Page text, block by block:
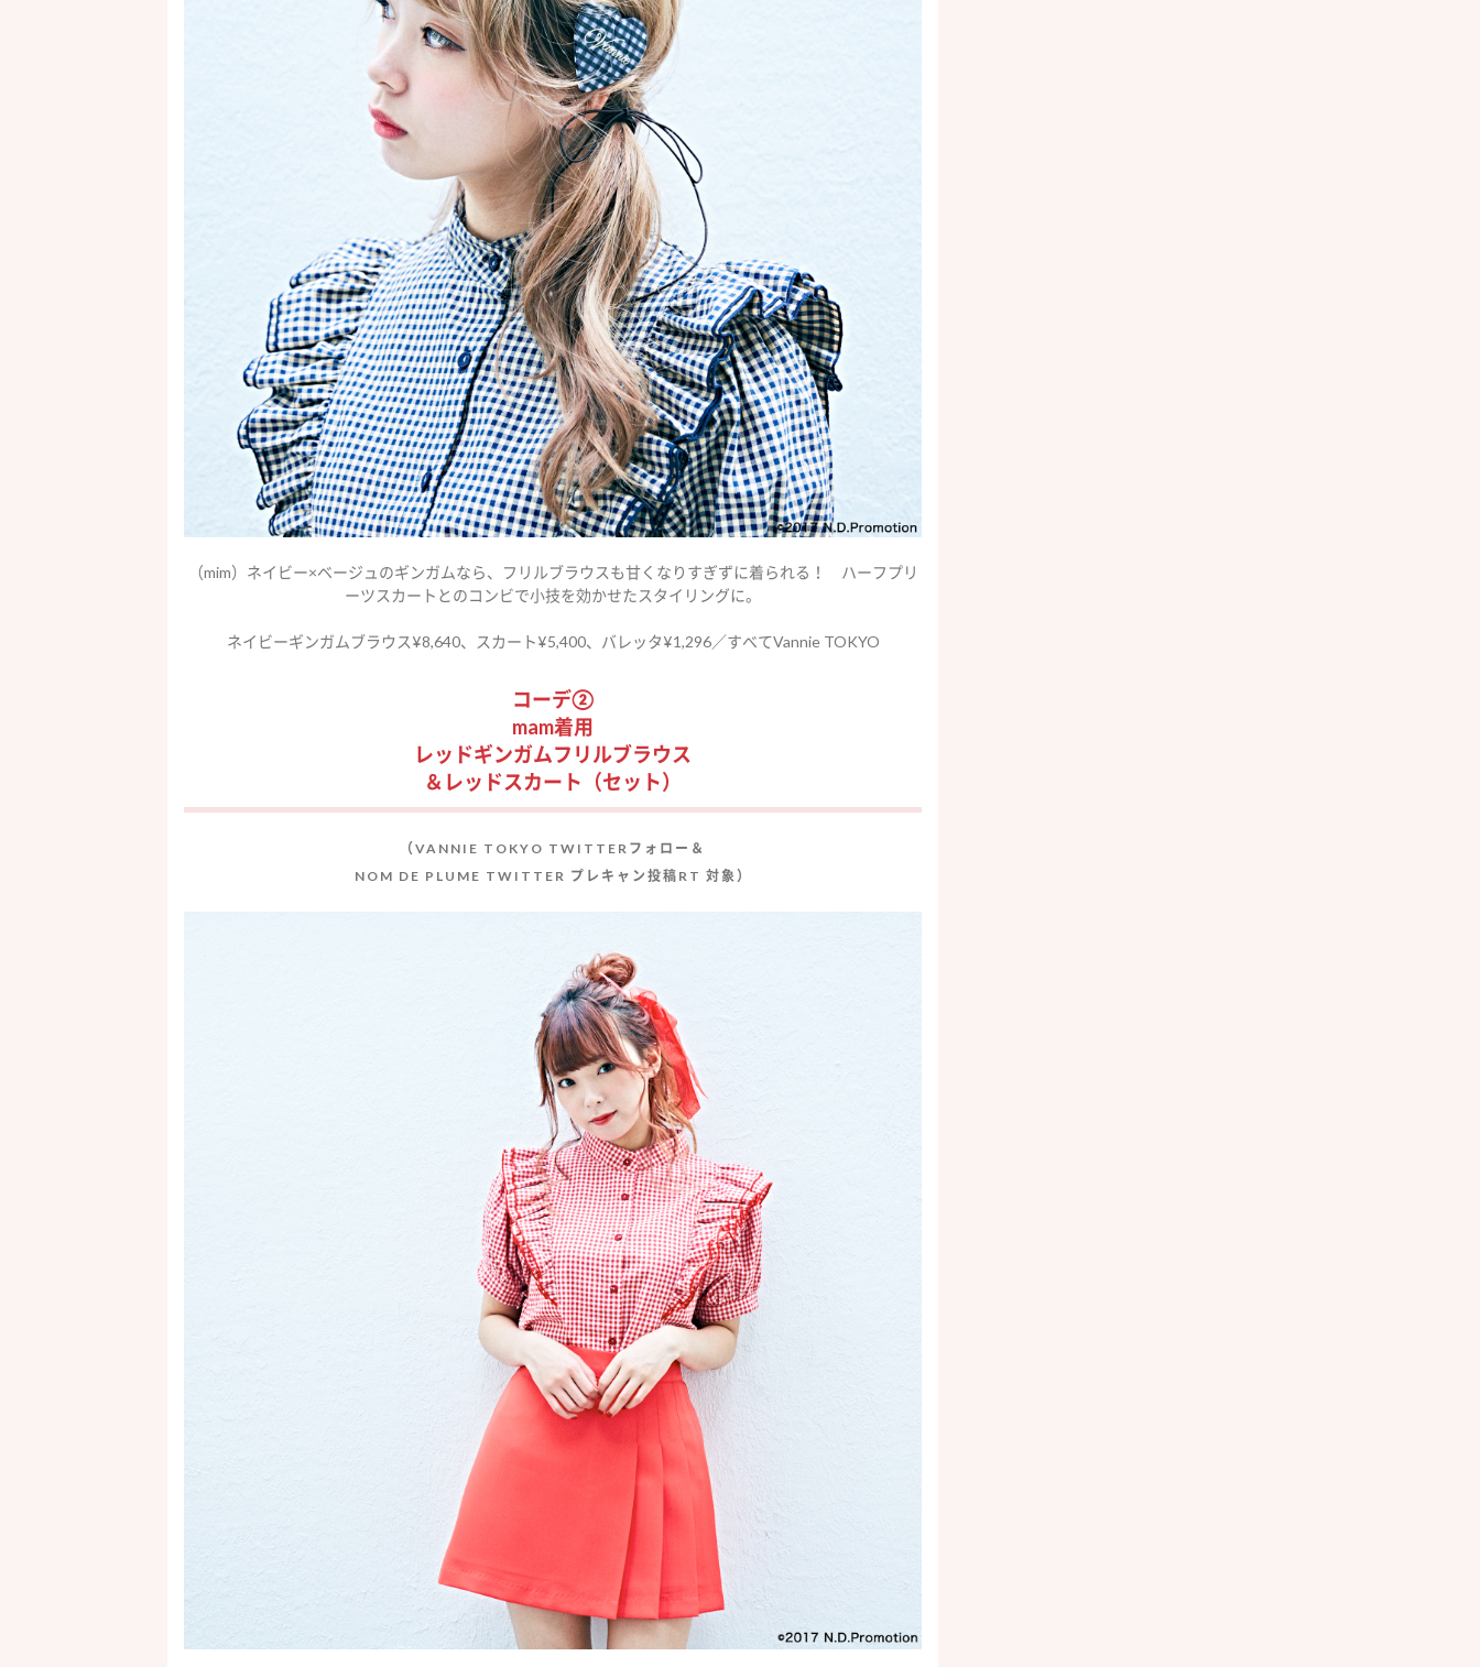
（mim）ネイビー×ベージュのギンガムなら、フリルブラウスも甘くなりすぎずに着られる！ ハーフプリ
ーツスカートとのコンビで小技を効かせたスタイリングに。
ネイビーギンガムブラウス¥8,640、スカート¥5,400、バレッタ¥1,296／すべてVannie TOKYO
コーデ②
mam着用
レッドギンガムフリルブラウス
＆レッドスカート （セット）
（VANNIE TOKYO TWITTERフォロー＆
NOM DE PLUME TWITTER プレキャン投稿RT 対象）